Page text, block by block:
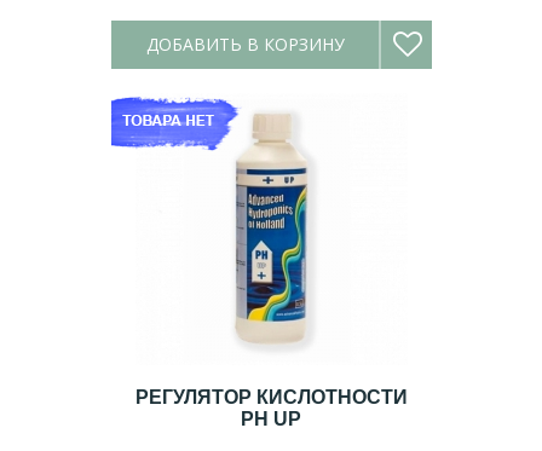
ДОБАВИТЬ В КОРЗИНУ
РЕГУЛЯТОР КИСЛОТНОСТИ
PH UP